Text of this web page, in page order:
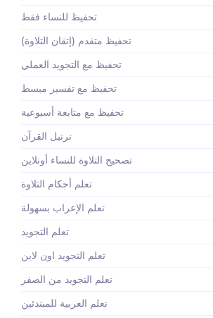
تحفيظ للنساء فقط
تحفيظ متقدم (إتقان التلاوة)
تحفيظ مع التجويد العملي
تحفيظ مع تفسير مبسط
تحفيظ مع متابعة أسبوعية
ترتيل القرآن
تصحيح التلاوة للنساء أونلاين
تعلم أحكام التلاوة
تعلم الإعراب بسهولة
تعلم التجويد
تعلم التجويد اون لاين
تعلم التجويد من الصفر
تعلم العربية للمبتدئين